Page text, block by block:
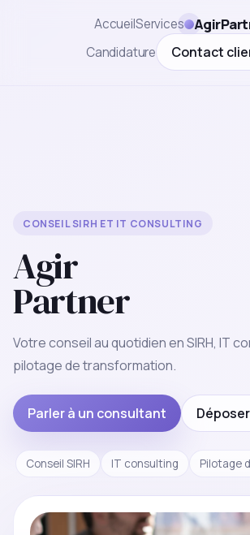
AccueilServices
Candidature Contact
CONSEIL SIRH ET IT CONSULTING
Agir
Partner
Votre conseil au quotidien en SIRH, IT
pilotage de transformation.
Parler à un consultant
Conseil SIRH IT consulting Pilotage